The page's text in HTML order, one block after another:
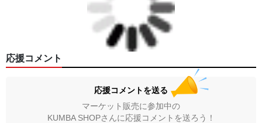
応援コメント
応援コメントを送る
マーケット販売に参加中の
KUMBA SHOPさんに応援コメントを送ろう！